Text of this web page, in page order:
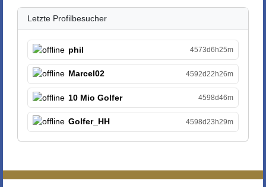
Letzte Profilbesucher
phil 4573d6h25m
Marcel02 4592d22h26m
10 Mio Golfer 4598d46m
Golfer_HH 4598d23h29m